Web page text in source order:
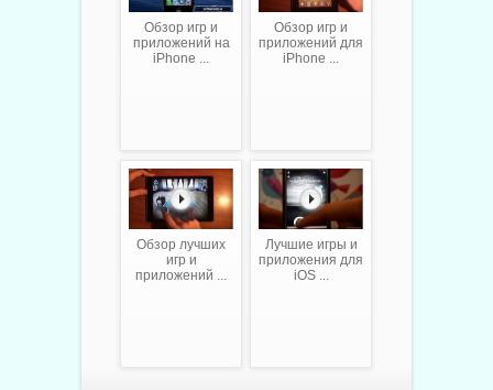
Обзор игр и
приложений на
iPhone ...
Обзор игр и
приложений для
iPhone ...
Обзор лучших
игр и
приложений ...
Лучшие игры и
приложения для
iOS ...